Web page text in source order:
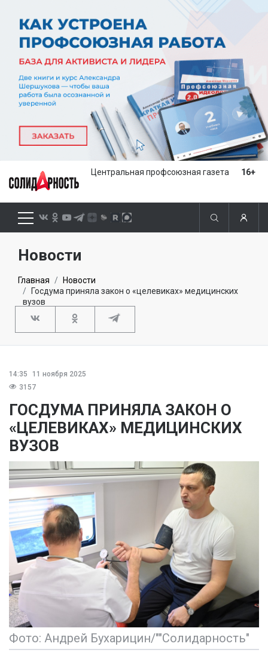
Центральная профсоюзная газета 16+
Новости
Главная
Новости
Госдума приняла закон о «целевиках» медицинских
вузов
14:35
11 ноября 2025
3157
ГОСДУМА ПРИНЯЛА ЗАКОН О
«ЦЕЛЕВИКАХ» МЕДИЦИНСКИХ
ВУЗОВ
Фото: Андрей Бухарицин/""Солидарность"